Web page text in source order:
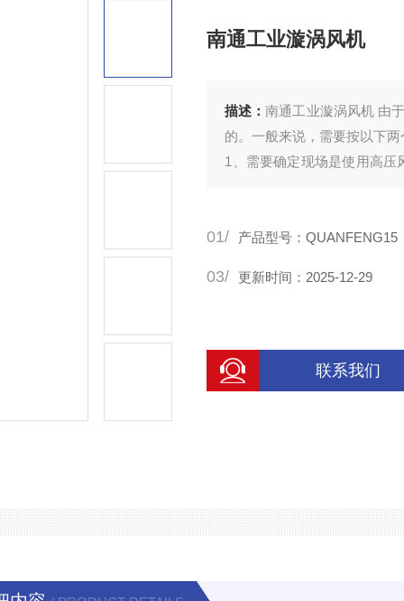
南通工业漩涡风机
描述：南通工业漩涡风机 由
的。一般来说，需要按以下
1、需要确定现场是使用高
01/ 产品型号：QUANFENG15
03/ 更新时间：2025-12-29
联系我们